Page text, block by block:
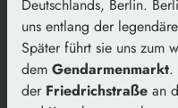
Deutschlands, Berlin.
uns entlang der
Später führt sie uns zum
dem Gendarmenmarkt.
der Friedrichstraße an